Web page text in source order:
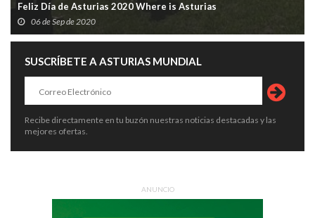
Feliz Día de Asturias 2020 Where is Asturias
06 de Sep de 2020
SUSCRÍBETE A ASTURIAS MUNDIAL
Recibe directamente en tu buzón nuestras noticias destacadas y las
mejores ofertas.
ANUNCIO